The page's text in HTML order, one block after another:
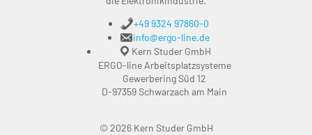
+49 9324 97860-0
info@ergo-line.de
Kern Studer GmbH
ERGO-line Arbeitsplatzsysteme
Gewerbering Süd 12
D-97359 Schwarzach am Main
© 2026 Kern Studer GmbH